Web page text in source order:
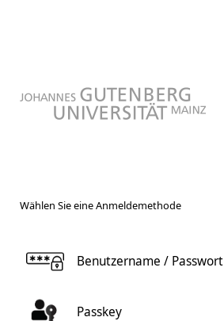
Wählen Sie eine Anmeldemethode
Benutzername / Passwort
Passkey